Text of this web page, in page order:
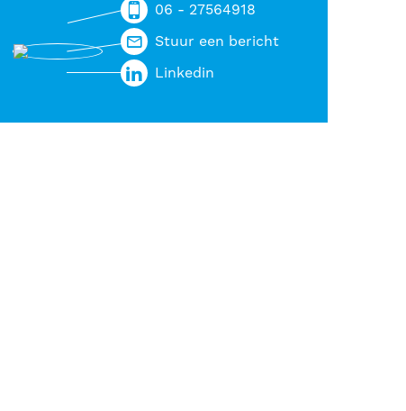
06 - 27564918
Stuur een bericht
Linkedin